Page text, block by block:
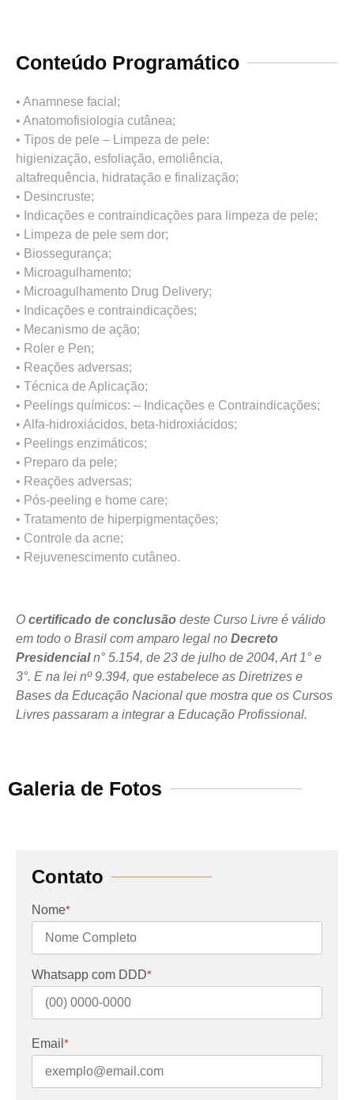
Conteúdo Programático
• Anamnese facial;
• Anatomofisiologia cutânea;
• Tipos de pele – Limpeza de pele:
higienização, esfoliação, emoliência,
altafrequência, hidratação e finalização;
• Desincruste;
• Indicações e contraindicações para limpeza de pele;
• Limpeza de pele sem dor;
• Biossegurança;
• Microagulhamento;
• Microagulhamento Drug Delivery;
• Indicações e contraindicações;
• Mecanismo de ação;
• Roler e Pen;
• Reações adversas;
• Técnica de Aplicação;
• Peelings químicos: – Indicações e Contraindicações;
• Alfa-hidroxiácidos, beta-hidroxiácidos;
• Peelings enzimáticos;
• Preparo da pele;
• Reações adversas;
• Pós-peeling e home care;
• Tratamento de hiperpigmentações;
• Controle da acne;
• Rejuvenescimento cutâneo.
O certificado de conclusão deste Curso Livre é válido
em todo o Brasil com amparo legal no Decreto
Presidencialn° 5.154, de 23 de julho de 2004, Art 1° e
3°. E na lei nº 9.394, que estabelece as Diretrizes e
Bases da Educação Nacional que mostra que os Cursos
Livres passaram a integrar a Educação Profissional.
Galeria de Fotos
Contato
Nome*
Whatsapp com DDD*
Email *